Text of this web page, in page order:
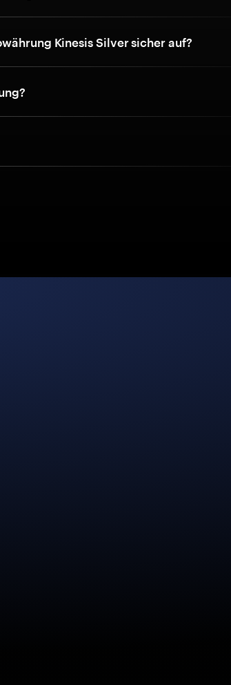
Kinesis Silver sicher auf?